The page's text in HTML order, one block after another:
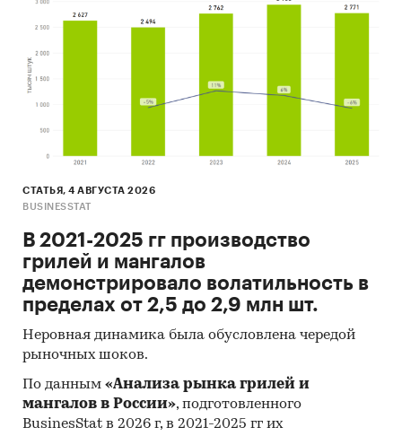
В январе 2019 г. количество пользователей
достигло *** млрд. – это данные по самым
популярным социальным платформам в более
чем 230 странах и территориях. За 2018 г. в
социальных сетях было зарегистрировано ***
млн. новых аккаунтов, вследствие чего уровень
составил ***%.
Диаграмма 1. Мировая динамика роста
пользователей в социальных сетях, 2014-2019
гг., млн. чел.
***
Как видно из рисунка ниже, социальные сети
распределены неравномерно. Например,
уровень проникновения социальных сетей в
некоторых частях Африки не дотягивает даже
до ***%. Страны Ближнего Востока на
СТАТЬЯ, 4 АВГУСТА 2026
BUSINESSTAT
В 2021-2025 гг производство
грилей и мангалов
демонстрировало волатильность в
пределах от 2,5 до 2,9 млн шт.
Неровная динамика была обусловлена чередой
рыночных шоков.
По данным «Анализа рынка грилей и
мангалов в России», подготовленного
BusinesStat в 2026 г, в 2021-2025 гг их